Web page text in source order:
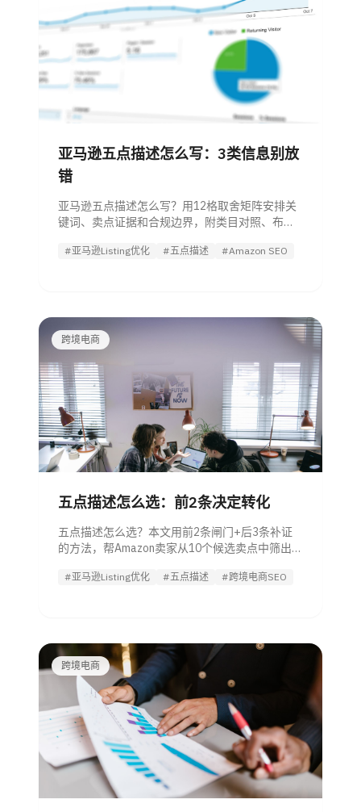
亚马逊五点描述怎么写：3类信息别放
错
亚马逊五点描述怎么写？用12格取舍矩阵安排关
键词、卖点证据和合规边界，附类目对照、布局
#亚马逊Listing优化 #五点描述 #Amazon SEO
跨境电商
五点描述怎么选：前2条决定转化
五点描述怎么选？本文用前2条闸门+后3条补证
的方法，帮Amazon卖家从10个候选卖点中筛出最
详情页。
#亚马逊Listing优化 #五点描述 #跨境电商SEO
跨境电商